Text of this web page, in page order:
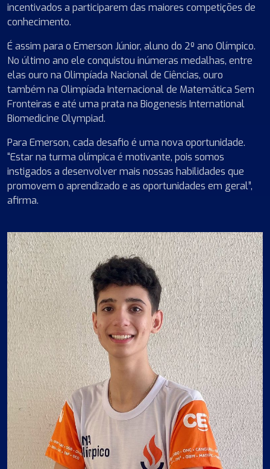
incentivados a participarem das maiores competições de
conhecimento.
É assim para o Emerson Júnior, aluno do 2º ano Olímpico.
No último ano ele conquistou inúmeras medalhas, entre
elas ouro na Olimpíada Nacional de Ciências, ouro
também na Olimpíada Internacional de Matemática Sem
Fronteiras e até uma prata na Biogenesis International
Biomedicine Olympiad.
Para Emerson, cada desafio é uma nova oportunidade.
“Estar na turma olímpica é motivante, pois somos
instigados a desenvolver mais nossas habilidades que
promovem o aprendizado e as oportunidades em geral”,
afirma.